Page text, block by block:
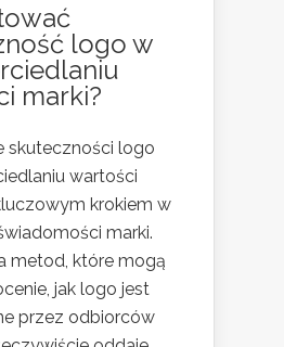
logo w
marki?
skuteczności logo
wartości
krokiem w
marki.
metod, które mogą
jak logo jest
przez odbiorców